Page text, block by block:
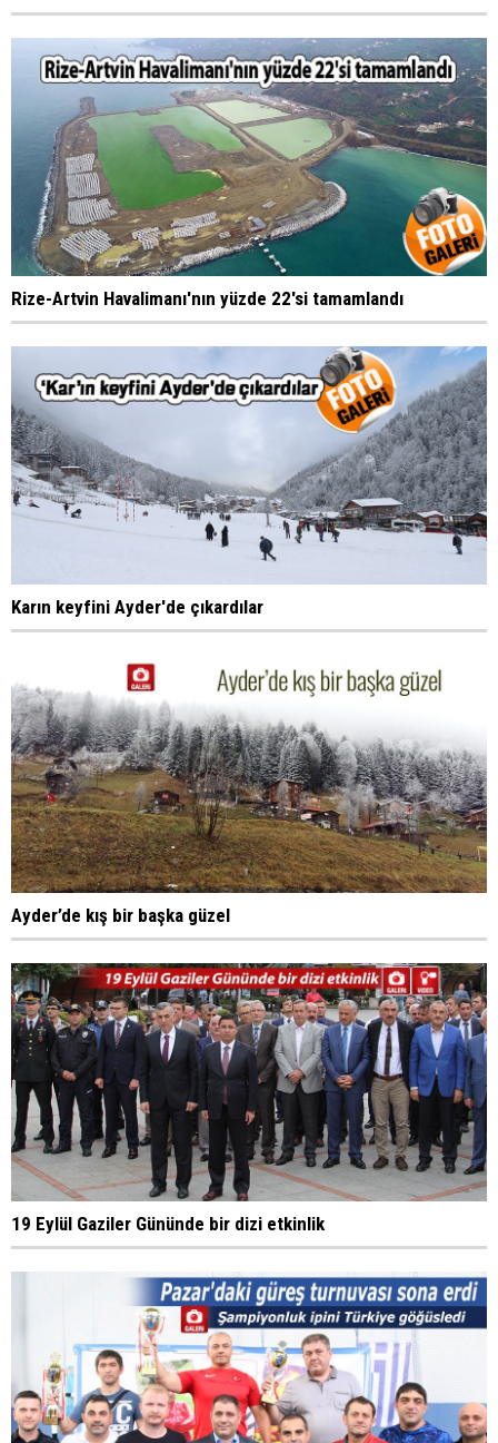
Rize-Artvin Havalimanı'nın yüzde 22'si tamamlandı
Karın keyfini Ayder'de çıkardılar
Ayder’de kış bir başka güzel
19 Eylül Gaziler Gününde bir dizi etkinlik